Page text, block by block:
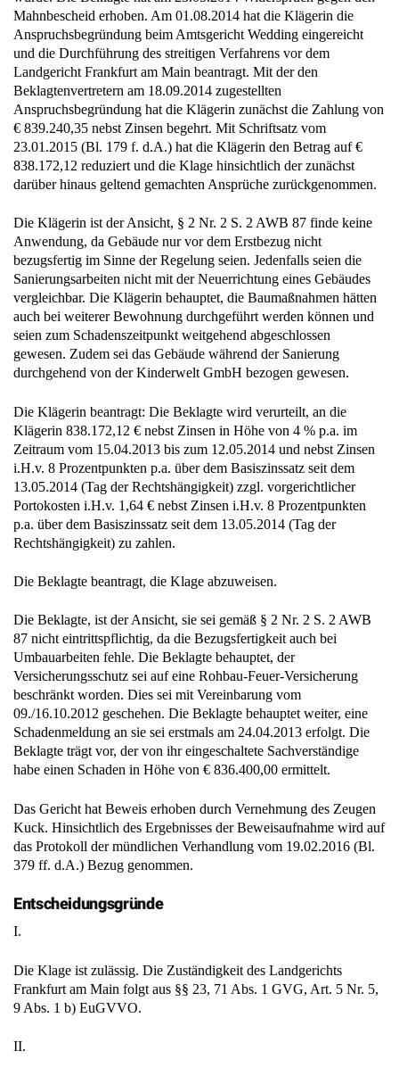
Mahnbescheid erhoben. Am 01.08.2014 hat die Klägerin die
Anspruchsbegründung beim Amtsgericht Wedding eingereicht
und die Durchführung des streitigen Verfahrens vor dem
Landgericht Frankfurt am Main beantragt. Mit der den
Beklagtenvertretern am 18.09.2014 zugestellten
Anspruchsbegründung hat die Klägerin zunächst die Zahlung von
€ 839.240,35 nebst Zinsen begehrt. Mit Schriftsatz vom
23.01.2015 (Bl. 179 f. d.A.) hat die Klägerin den Betrag auf €
838.172,12 reduziert und die Klage hinsichtlich der zunächst
darüber hinaus geltend gemachten Ansprüche zurückgenommen.
Die Klägerin ist der Ansicht, § 2 Nr. 2 S. 2 AWB 87 finde keine
Anwendung, da Gebäude nur vor dem Erstbezug nicht
bezugsfertig im Sinne der Regelung seien. Jedenfalls seien die
Sanierungsarbeiten nicht mit der Neuerrichtung eines Gebäudes
vergleichbar. Die Klägerin behauptet, die Baumaßnahmen hätten
auch bei weiterer Bewohnung durchgeführt werden können und
seien zum Schadenszeitpunkt weitgehend abgeschlossen
gewesen. Zudem sei das Gebäude während der Sanierung
durchgehend von der Kinderwelt GmbH bezogen gewesen.
Die Klägerin beantragt: Die Beklagte wird verurteilt, an die
Klägerin 838.172,12 € nebst Zinsen in Höhe von 4 % p.a. im
Zeitraum vom 15.04.2013 bis zum 12.05.2014 und nebst Zinsen
i.H.v. 8 Prozentpunkten p.a. über dem Basiszinssatz seit dem
13.05.2014 (Tag der Rechtshängigkeit) zzgl. vorgerichtlicher
Portokosten i.H.v. 1,64 € nebst Zinsen i.H.v. 8 Prozentpunkten
p.a. über dem Basiszinssatz seit dem 13.05.2014 (Tag der
Rechtshängigkeit) zu zahlen.
Die Beklagte beantragt, die Klage abzuweisen.
Die Beklagte, ist der Ansicht, sie sei gemäß § 2 Nr. 2 S. 2 AWB
87 nicht eintrittspflichtig, da die Bezugsfertigkeit auch bei
Umbauarbeiten fehle. Die Beklagte behauptet, der
Versicherungsschutz sei auf eine Rohbau-Feuer-Versicherung
beschränkt worden. Dies sei mit Vereinbarung vom
09./16.10.2012 geschehen. Die Beklagte behauptet weiter, eine
Schadenmeldung an sie sei erstmals am 24.04.2013 erfolgt. Die
Beklagte trägt vor, der von ihr eingeschaltete Sachverständige
habe einen Schaden in Höhe von € 836.400,00 ermittelt.
Das Gericht hat Beweis erhoben durch Vernehmung des Zeugen
Kuck. Hinsichtlich des Ergebnisses der Beweisaufnahme wird auf
das Protokoll der mündlichen Verhandlung vom 19.02.2016 (Bl.
379 ff. d.A.) Bezug genommen.
Entscheidungsgründe
I.
Die Klage ist zulässig. Die Zuständigkeit des Landgerichts
Frankfurt am Main folgt aus §§ 23, 71 Abs. 1 GVG, Art. 5 Nr. 5,
9 Abs. 1 b) EuGVVO.
II.